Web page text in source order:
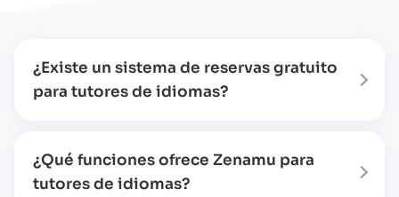
¿Existe un sistema de reservas gratuito
para tutores de idiomas?
¿Qué funciones ofrece Zenamu para
tutores de idiomas?